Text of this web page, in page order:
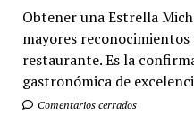
Obtener una Estrella
mayores
restaurante. Es la
gastronómica de
Comentarios cerrados